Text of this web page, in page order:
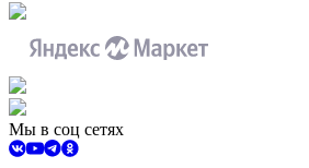
Мы в соц сетях